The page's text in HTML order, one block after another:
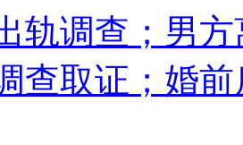
轨调查；男
查取证；婚